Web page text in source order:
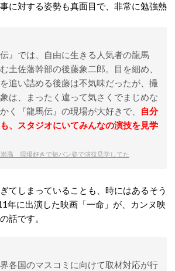
に対する姿勢も真面目で、非常に勉強熱
』では、自由に生きる人気者の龍馬
土佐藩幹部の後藤象二郎。目を細め、
追い詰める後藤は不気味だったが、撮
は、まったく違って気さくでまじめな
く『龍馬伝』の現場が大好きで、
自分
、スタジオにいてみんなの演技を見学
高 現場好きで短パン姿で演技見学してた
てしまっていることも、時にはあるそう
年に出演した映画「一命」が、カンヌ映
話です。
各国のマスコミに向けて取材対応が行